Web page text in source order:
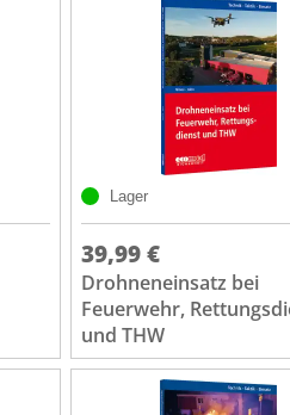
Lager
39,99 €
Drohneneinsatz bei
Feuerwehr,
und THW